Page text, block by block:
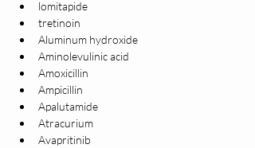
lomitapide
tretinoin
Aluminum hydroxide
Aminolevulinic acid
Amoxicillin
Ampicillin
Apalutamide
Atracurium
Avapritinib